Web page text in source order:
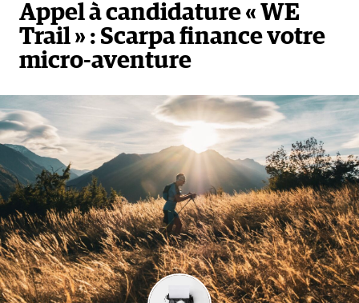
Appel à candidature « WE
Trail » : Scarpa finance votre
micro-aventure